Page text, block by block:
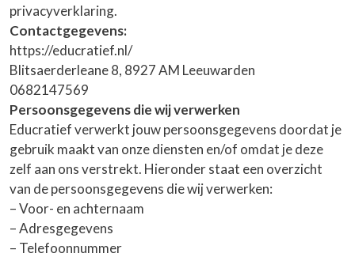
privacyverklaring.
Contactgegevens:
https://educratief.nl/
Blitsaerderleane 8, 8927 AM Leeuwarden
0682147569
Persoonsgegevens die wij verwerken
Educratief verwerkt jouw persoonsgegevens doordat je
gebruik maakt van onze diensten en/of omdat je deze
zelf aan ons verstrekt. Hieronder staat een overzicht
van de persoonsgegevens die wij verwerken:
– Voor- en achternaam
– Adresgegevens
– Telefoonnummer